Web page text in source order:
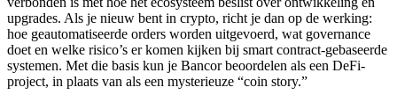
upgrades. Als je nieuw bent in crypto, richt je dan op de werking:
hoe geautomatiseerde orders worden uitgevoerd, wat governance
doet en welke risico’s er komen kijken bij smart contract-gebaseerde
systemen. Met die basis kun je Bancor beoordelen als een DeFi-
project, in plaats van als een mysterieuze “coin story.”